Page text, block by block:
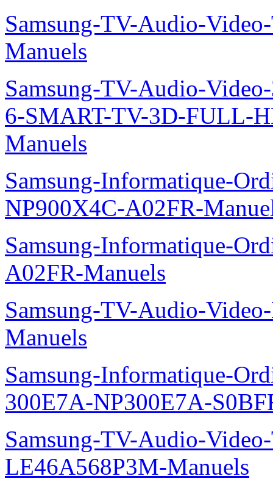
Samsung-TV-Audio-
Manuels
Samsung-TV-Audio-
6-SMART-TV-3D-FULL-
Manuels
Samsung-Informatique-
NP900X4C-A02FR-
Samsung-Informatique-
A02FR-Manuels
Samsung-TV-Audio-
Manuels
Samsung-Informatique-
300E7A-NP300E7A-
Samsung-TV-Audio-
LE46A568P3M-Manuels